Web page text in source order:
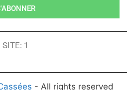
SITE: 1
- All rights reserved